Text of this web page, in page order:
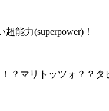
能力(superpower)！
？マリトッツォ？？